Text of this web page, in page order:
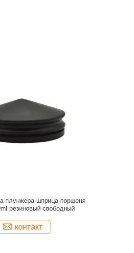
плунжера шприца поршеня
резиновый свободный
контакт